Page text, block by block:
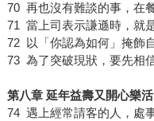
70 再也沒有難談的事，在
71 當上司表示謙遜時，就
72 以「你認為如何」掩飾
73 為了突破現狀，要先相
第八章 延年益壽又開心樂
74 遇上經常請客的人，處